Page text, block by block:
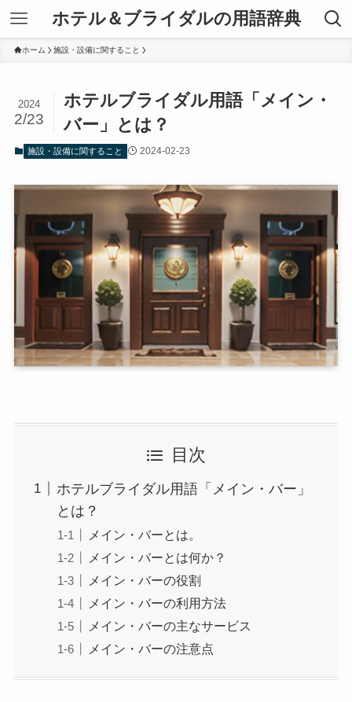
ホテル＆ブライダルの用語辞典
ホーム 施設・設備に関すること
ホテルブライダル用語「メイン・
バー」とは？
2024
2/23
施設・設備に関すること 2024-02-23
目次
ホテルブライダル用語「メイン・バー」
とは？
メイン・バーとは。
メイン・バーとは何か？
メイン・バーの役割
メイン・バーの利用方法
メイン・バーの主なサービス
メイン・バーの注意点